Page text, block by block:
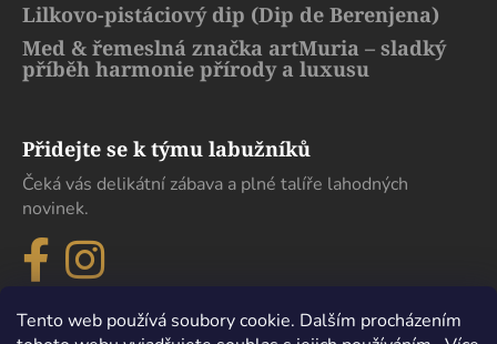
Tento web používá soubory cookie. Dalším procházením
Lilkovo-pistáciový dip (Dip de Berenjena)
Med & řemeslná značka artMuria – sladký
příběh harmonie přírody a luxusu
Přidejte se k týmu labužníků
Čeká vás delikátní zábava a plné talíře lahodných
novinek.